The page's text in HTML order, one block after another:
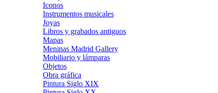
Iconos
Instrumentos musicales
Joyas
Libros y grabados antiguos
Mapas
Meninas Madrid Gallery
Mobiliario y lámparas
Objetos
Obra gráfica
Pintura Siglo XIX